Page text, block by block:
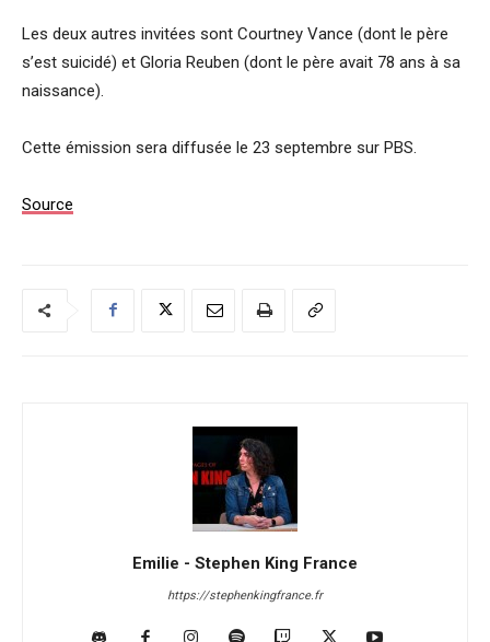
Les deux autres invitées sont Courtney Vance (dont le père
s’est suicidé) et Gloria Reuben (dont le père avait 78 ans à sa
naissance).
Cette émission sera diffusée le 23 septembre sur PBS.
Source
Emilie - Stephen King France
https://stephenkingfrance.fr